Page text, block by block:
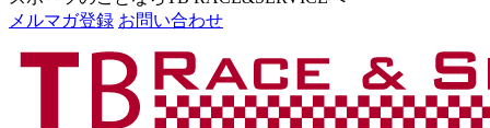
メルマガ登録 お問い合わせ